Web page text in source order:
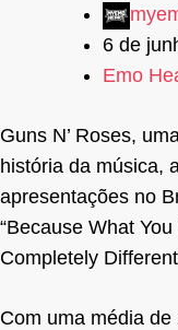
6 de
Emo
Guns N’ Roses,
história da música,
apresentações no
“Because What
Completely
Com uma média